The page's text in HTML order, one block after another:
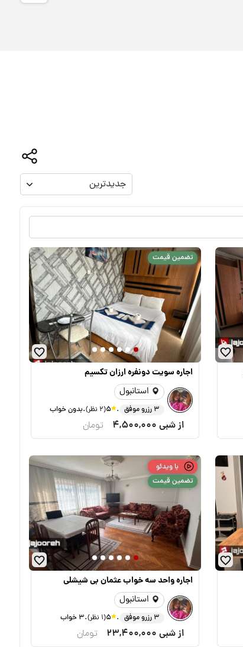
جدیدترین
تضمین قیمت
اجاره سویت دونفره ارزان تکسیم
استانبول
3 رزرو موفق .
5(2 نظر) .بدون خواب
از شبی 4,500,000 تومان
با ویدئو
تضمین قیمت
اجاره واحد سه خواب عثمان بی شیشلی
استانبول
3 رزرو موفق .
5(1 نظر) .۳ خواب
از شبی 23,400,000 تومان